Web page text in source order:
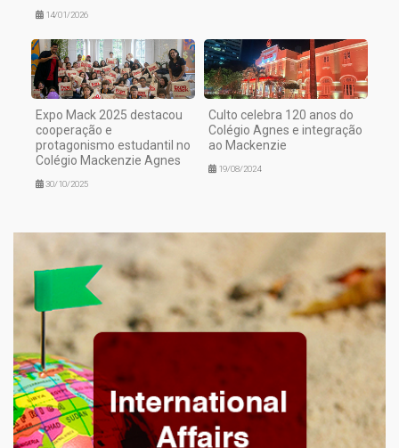
14/01/2026
Expo Mack 2025 destacou
cooperação e
protagonismo estudantil no
Colégio Mackenzie Agnes
30/10/2025
Culto celebra 120 anos do
Colégio Agnes e integração
ao Mackenzie
19/08/2024